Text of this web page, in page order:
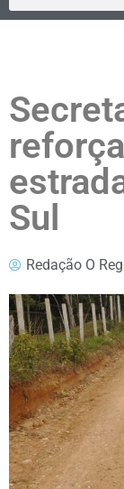
Sul
Redação O